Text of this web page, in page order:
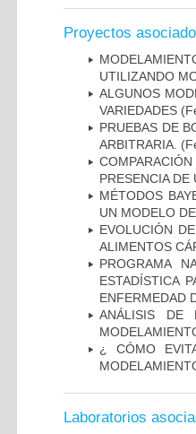
Proyectos
UTILIZANDO
ALGUNOS
VARIEDADES
PRUEBAS DE
ARBITRARIA.
PRESENCIA DE
MÉTODOS
UN MODELO
EVOLUCIÓN
ALIMENTOS
PROGRAMA
ESTADÍSTICA
ENFERMEDAD
ANÁLISIS DE
¿ CÓMO
Laboratorios